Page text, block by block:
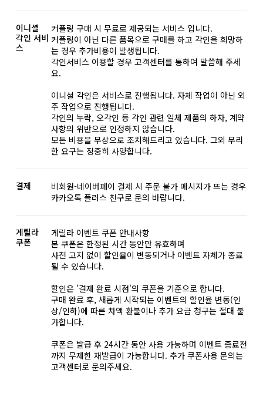
이니셜
각인 서비
스
커플링 구매 시 무료로 제공되는 서비스 입니다.
커플링이 아닌 다른 품목으로 구매를 하고 각인을 희망하
는 경우 추가비용이 발생됩니다.
각인서비스 이용할 경우 고객센터를 통하여 말씀해 주세
요.
이니셜 각인은 서비스로 진행됩니다. 자체 작업이 아닌 외
주 작업으로 진행됩니다.
각인의 누락, 오각인 등 각인 관련 일체 제품의 하자, 계약
사항의 위반으로 인정하지 않습니다.
모든 비용을 무상으로 조치해드리고 있습니다. 그외 무리
한 요구는 정중히 사양합니다.
결제
비회원-네이버페이 결제 시 주문 불가 메시지가 뜨는 경우
카카오톡 플러스 친구로 문의 바랍니다.
게릴라
쿠폰
게릴라 이벤트 쿠폰 안내사항
본 쿠폰은 한정된 시간 동안만 유효하며
사전 고지 없이 할인율이 변동되거나 이벤트 자체가 종료
될 수 있습니다.
할인은 '결제 완료 시점'의 쿠폰을 기준으로 합니다.
구매 완료 후, 새롭게 시작되는 이벤트의 할인율 변동(인
상/인하)에 따른 차액 환불이나 추가 요금 청구는 절대 불
가합니다.
쿠폰은 발급 후 24시간 동안 사용 가능하며 이벤트 종료전
까지 무제한 재발급이 가능합니다. 추가 쿠폰사용 문의는
고객센터로 문의주세요.